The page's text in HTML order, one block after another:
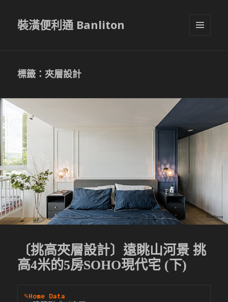
裝潢便利通 Banliton
標籤：夾層設計
〔挑高夾層設計〕遠眺山河景 挑
高4米的5房SOHO現代宅 (下)
✎Home Data